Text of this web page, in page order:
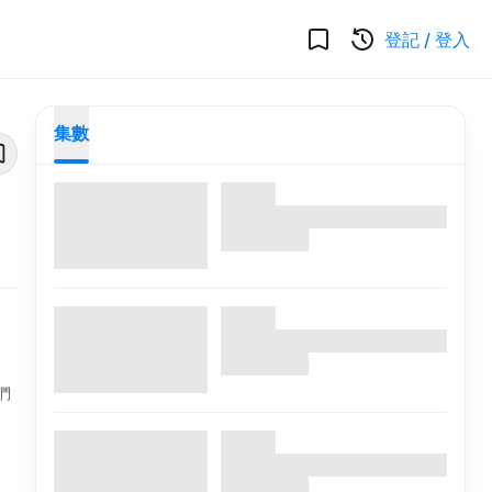
登記 / 登入
集數